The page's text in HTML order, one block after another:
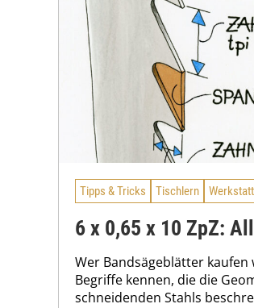
Tipps & Tricks Tischlern Werkstatt
6 x 0,65 x 10 ZpZ:
Wer Bandsägeblätter kaufen
Begriffe kennen, die die
schneidenden Stahls